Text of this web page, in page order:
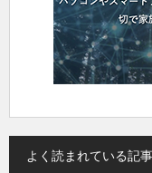
よく読まれている記